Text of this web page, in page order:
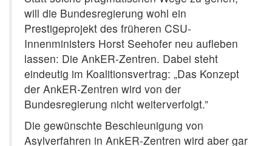
will die Bundesregierung wohl ein
Prestigeprojekt des früheren CSU-
Innenministers Horst Seehofer neu aufleben
lassen: Die AnkER-Zentren. Dabei steht
eindeutig im Koalitionsvertrag: „Das Konzept
der AnkER-Zentren wird von der
Bundesregierung nicht weiterverfolgt.”
Die gewünschte Beschleunigung von
Asylverfahren in AnkER-Zentren wird aber gar